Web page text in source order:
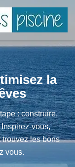
la
: construire,
vous,
les bons
vous.